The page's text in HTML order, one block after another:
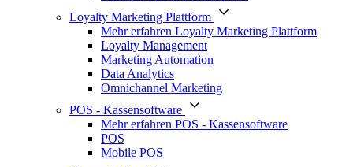
Loyalty Marketing Plattform
Mehr erfahren Loyalty Marketing Plattform
Loyalty Management
Marketing Automation
Data Analytics
Omnichannel Marketing
POS - Kassensoftware
Mehr erfahren POS - Kassensoftware
POS
Mobile POS